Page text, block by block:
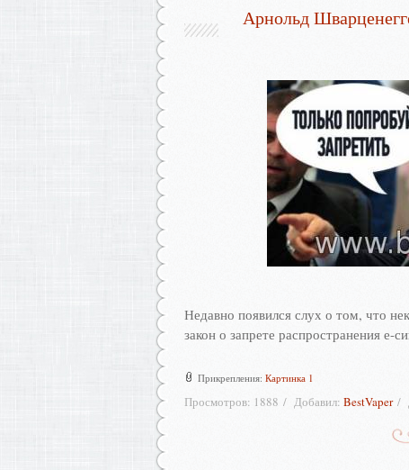
Арнольд
Недавно появился слух о том, что
закон о запрете распространения е-
Прикрепления: Картинка 1
Просмотров: 1888 Добавил: BestVaper